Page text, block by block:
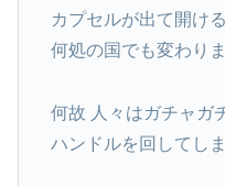
カプセルが出て開け
何処の国でも変わりま
何故 人々はガチャガ
ハンドルを回してし